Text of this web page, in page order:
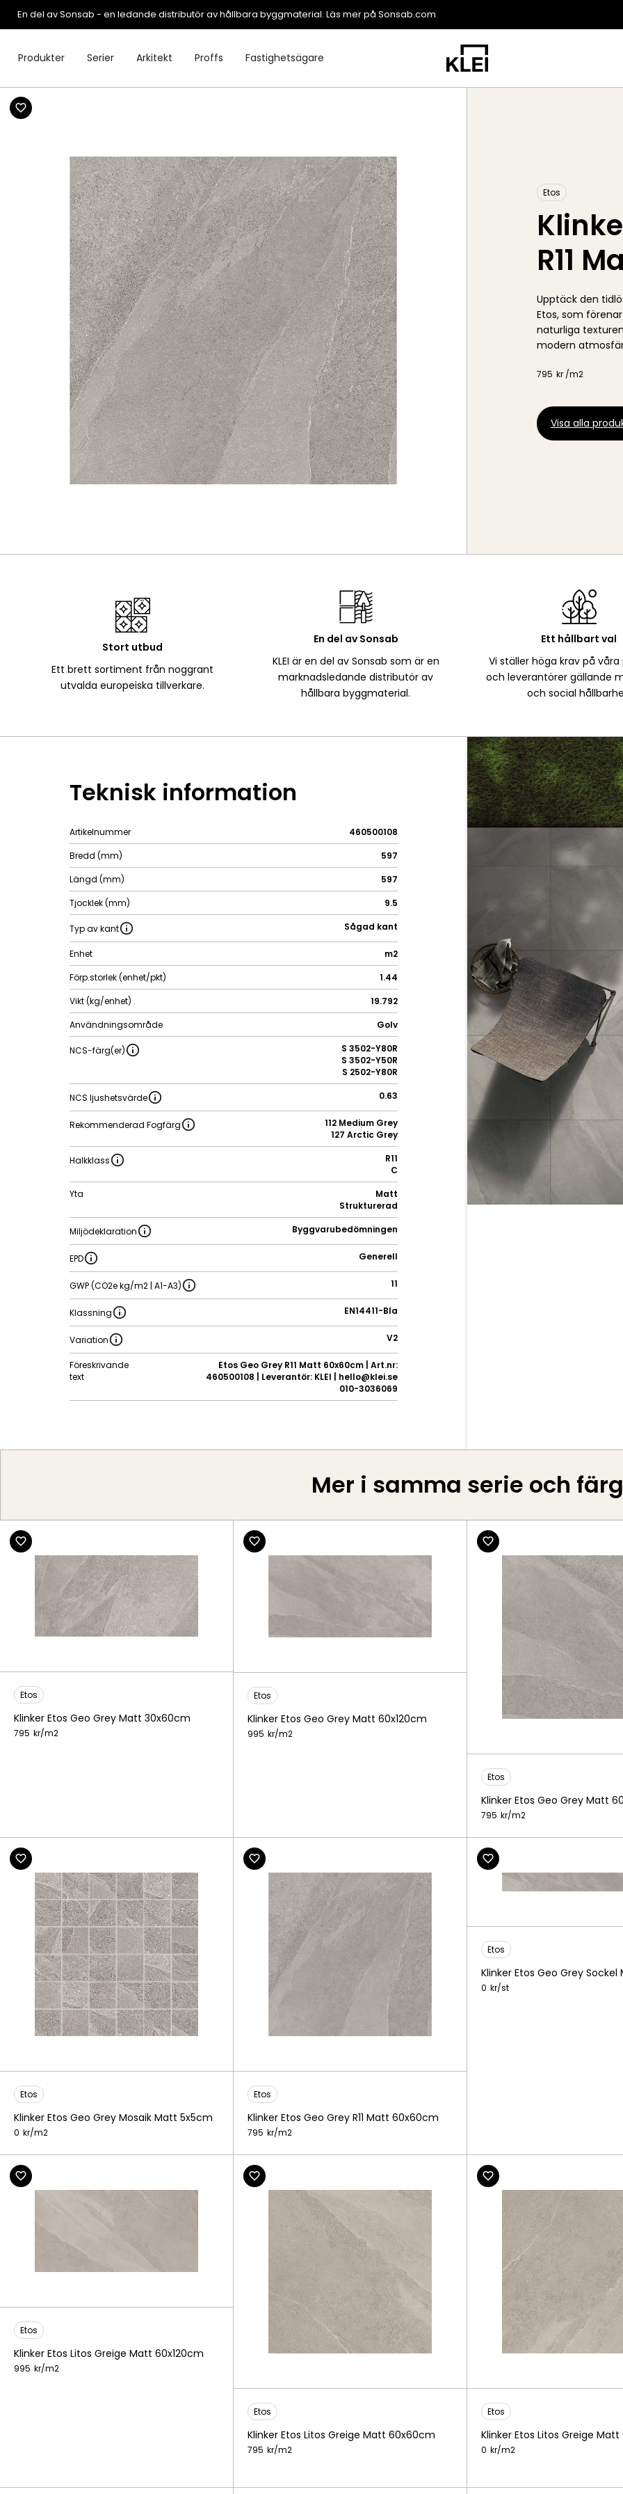
En del av Sonsab - en ledande distributör av hållbara byggmaterial. Läs mer på Sonsab.com
Produkter Serier Arkitekt Proffs Fastighetsägare
Etos
R11
Upptäck den
Etos, som
naturliga
modern
795 kr /m2
Visa alla
Stort utbud
Ett brett sortiment från noggrant
utvalda europeiska tillverkare.
En del av Sonsab
KLEI är en del av Sonsab som är en
marknadsledande distributör av
hållbara byggmaterial.
Ett hållbart val
Vi ställer höga krav på
och leverantörer gällande
och social
Teknisk information
Artikelnummer
460500108
Bredd (mm)
597
Längd (mm)
597
Tjocklek (mm)
9.5
Typ av kant Sågad kant
Enhet
m2
Förp.storlek (enhet/pkt)
1.44
Vikt (kg/enhet)
19.792
Användningsområde
Golv
NCS-färg(er)
S 3502-Y80R
S 3502-Y50R
S 2502-Y80R
NCS ljushetsvärde 0.63
Rekommenderad Fogfärg
112 Medium Grey
127 Arctic Grey
Halkklass
R11
C
Yta
Matt
Strukturerad
Miljödeklaration Byggvarubedömningen
EPD Generell
GWP (CO2e kg/m2 | A1-A3) 11
Klassning EN14411-BIa
Variation V2
Föreskrivande
text
Etos Geo Grey R11 Matt 60x60cm | Art.nr:
460500108 | Leverantör: KLEI | hello@klei.se
010-3036069
Mer i samma serie och färg
Etos
Klinker Etos Geo Grey Matt 30x60cm
795 kr/m2
Etos
Klinker Etos Geo Grey Matt 60x120cm
995 kr/m2
Etos
Klinker Etos Geo Grey Matt
795 kr/m2
Etos
Klinker Etos Geo Grey Mosaik Matt 5x5cm
0 kr/m2
Etos
Klinker Etos Geo Grey R11 Matt 60x60cm
795 kr/m2
Etos
Klinker Etos Geo Grey
0 kr/st
Etos
Klinker Etos Litos Greige Matt 60x120cm
995 kr/m2
Etos
Klinker Etos Litos Greige Matt 60x60cm
795 kr/m2
Etos
Klinker Etos Litos Greige
0 kr/m2